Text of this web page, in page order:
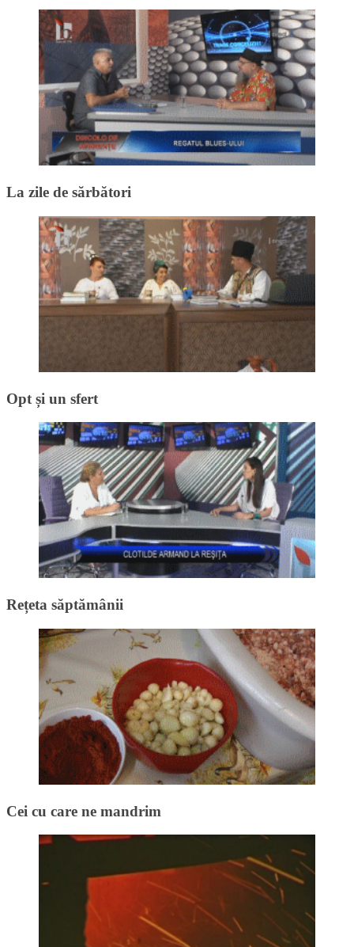
La zile de sărbători
Opt și un sfert
Rețeta săptămânii
Cei cu care ne mandrim